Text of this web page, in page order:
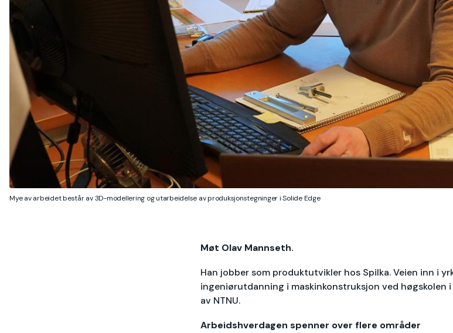
Mye av arbeidet består av 3D-modellering og utarbeidelse av produksjonstegninger i Solide Edge
Møt Olav Mannseth.
Han jobber som produktutvikler hos Spilka. Veien inn i
ingeniørutdanning i maskinkonstruksjon ved høgskolen
av NTNU.
Arbeidshverdagen spenner over flere områder